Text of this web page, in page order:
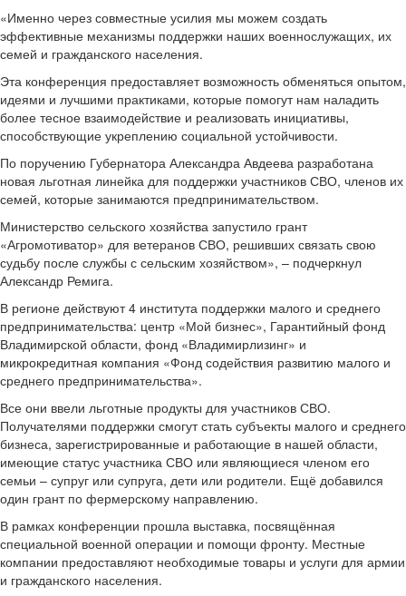
«Именно через совместные усилия мы можем создать
эффективные механизмы поддержки наших военнослужащих, их
семей и гражданского населения.
Эта конференция предоставляет возможность обменяться опытом,
идеями и лучшими практиками, которые помогут нам наладить
более тесное взаимодействие и реализовать инициативы,
способствующие укреплению социальной устойчивости.
По поручению Губернатора Александра Авдеева разработана
новая льготная линейка для поддержки участников СВО, членов их
семей, которые занимаются предпринимательством.
Министерство сельского хозяйства запустило грант
«Агромотиватор» для ветеранов СВО, решивших связать свою
судьбу после службы с сельским хозяйством», – подчеркнул
Александр Ремига.
В регионе действуют 4 института поддержки малого и среднего
предпринимательства: центр «Мой бизнес», Гарантийный фонд
Владимирской области, фонд «Владимирлизинг» и
микрокредитная компания «Фонд содействия развитию малого и
среднего предпринимательства».
Все они ввели льготные продукты для участников СВО.
Получателями поддержки смогут стать субъекты малого и среднего
бизнеса, зарегистрированные и работающие в нашей области,
имеющие статус участника СВО или являющиеся членом его
семьи – супруг или супруга, дети или родители. Ещё добавился
один грант по фермерскому направлению.
В рамках конференции прошла выставка, посвящённая
специальной военной операции и помощи фронту. Местные
компании предоставляют необходимые товары и услуги для армии
и гражданского населения.